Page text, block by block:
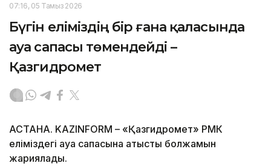
07:16, 05 Тамыз 2026
Бүгін еліміздің бір ғана қаласында
ауа сапасы төмендейді –
Қазгидромет
АСТАНА. KAZINFORM – «Қазгидромет» РМК
еліміздегі ауа сапасына қатысты болжамын
жариялады.